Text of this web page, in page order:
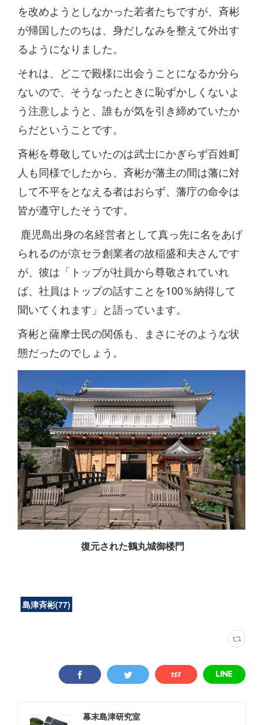
を改めようとしなかった若者たちですが、斉彬
が帰国したのちは、身だしなみを整えて外出す
るようになりました。
それは、どこで殿様に出会うことになるか分ら
ないので、そうなったときに恥ずかしくないよ
う注意しようと、誰もが気を引き締めていたか
らだということです。
斉彬を尊敬していたのは武士にかぎらず百姓町
人も同様でしたから、斉彬が藩主の間は藩に対
して不平をとなえる者はおらず、藩庁の命令は
皆が遵守したそうです。
鹿児島出身の名経営者として真っ先に名をあげ
られるのが京セラ創業者の故稲盛和夫さんです
が、彼は「トップが社員から尊敬されていれ
ば、社員はトップの話すことを100％納得して
聞いてくれます」と語っています。
斉彬と薩摩士民の関係も、まさにそのような状
態だったのでしょう。
復元された鶴丸城御楼門
島津斉彬(77)
幕末島津研究室